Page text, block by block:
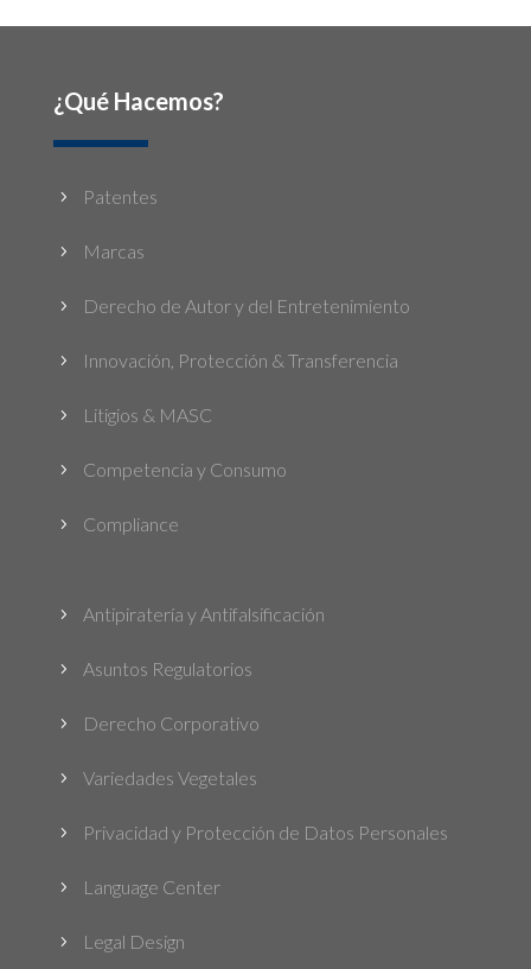
¿Qué Hacemos?
5 Patentes
5 Marcas
5 Derecho de Autor y del Entretenimiento
5 Innovación, Protección & Transferencia
5 Litigios & MASC
5 Competencia y Consumo
5 Compliance
5 Antipiratería y Antifalsificación
5 Asuntos Regulatorios
5 Derecho Corporativo
5 Variedades Vegetales
5 Privacidad y Protección de Datos Personales
5 Language Center
5 Legal Design